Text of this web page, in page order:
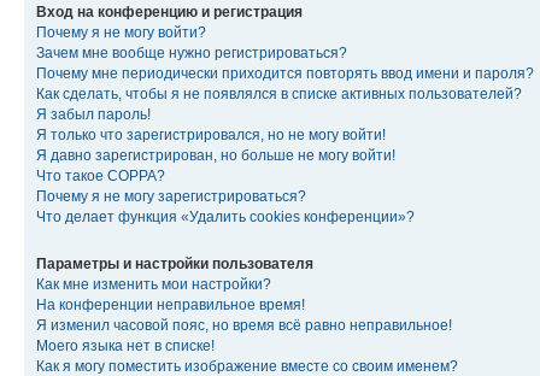
Вход на конференцию и регистрация
Почему я не могу войти?
Зачем мне вообще нужно регистрироваться?
Почему мне периодически приходится повторять ввод имени и пароля?
Как сделать, чтобы я не появлялся в списке активных пользователей?
Я забыл пароль!
Я только что зарегистрировался, но не могу войти!
Я давно зарегистрирован, но больше не могу войти!
Что такое COPPA?
Почему я не могу зарегистрироваться?
Что делает функция «Удалить cookies конференции»?
Параметры и настройки пользователя
Как мне изменить мои настройки?
На конференции неправильное время!
Я изменил часовой пояс, но время всё равно неправильное!
Моего языка нет в списке!
Как я могу поместить изображение вместе со своим именем?